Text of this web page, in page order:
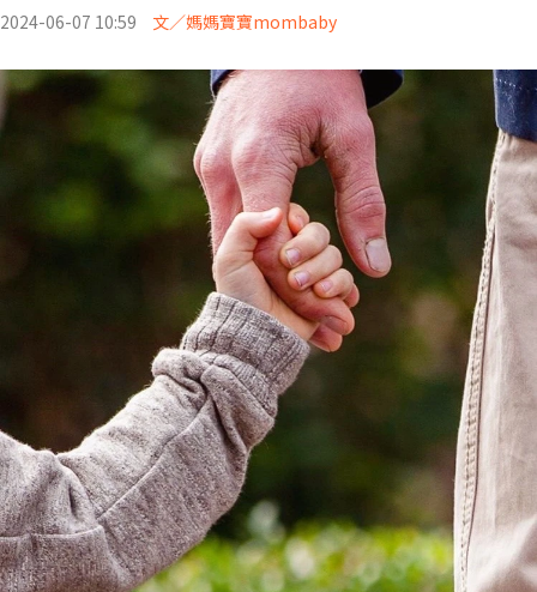
2024-06-07 10:59 文／媽媽寶寶mombaby